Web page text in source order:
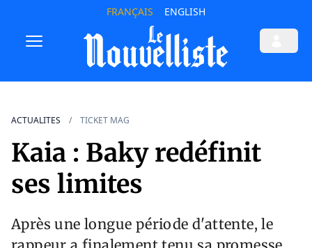
FRANÇAIS ENGLISH
ACTUALITES TICKET MAG
Kaia : Baky redéfinit
ses limites
Après une longue période d'attente, le